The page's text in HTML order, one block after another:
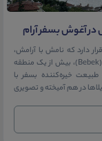
آغوش بسفر آرام
دارد که نامش با آرامش،
زیبایی و زندگی لوکس گره خورده است. ببک (Bebek)، بیش از یک منطقه
خیره‌کننده بسفر با
در هم آمیخته و تصویری